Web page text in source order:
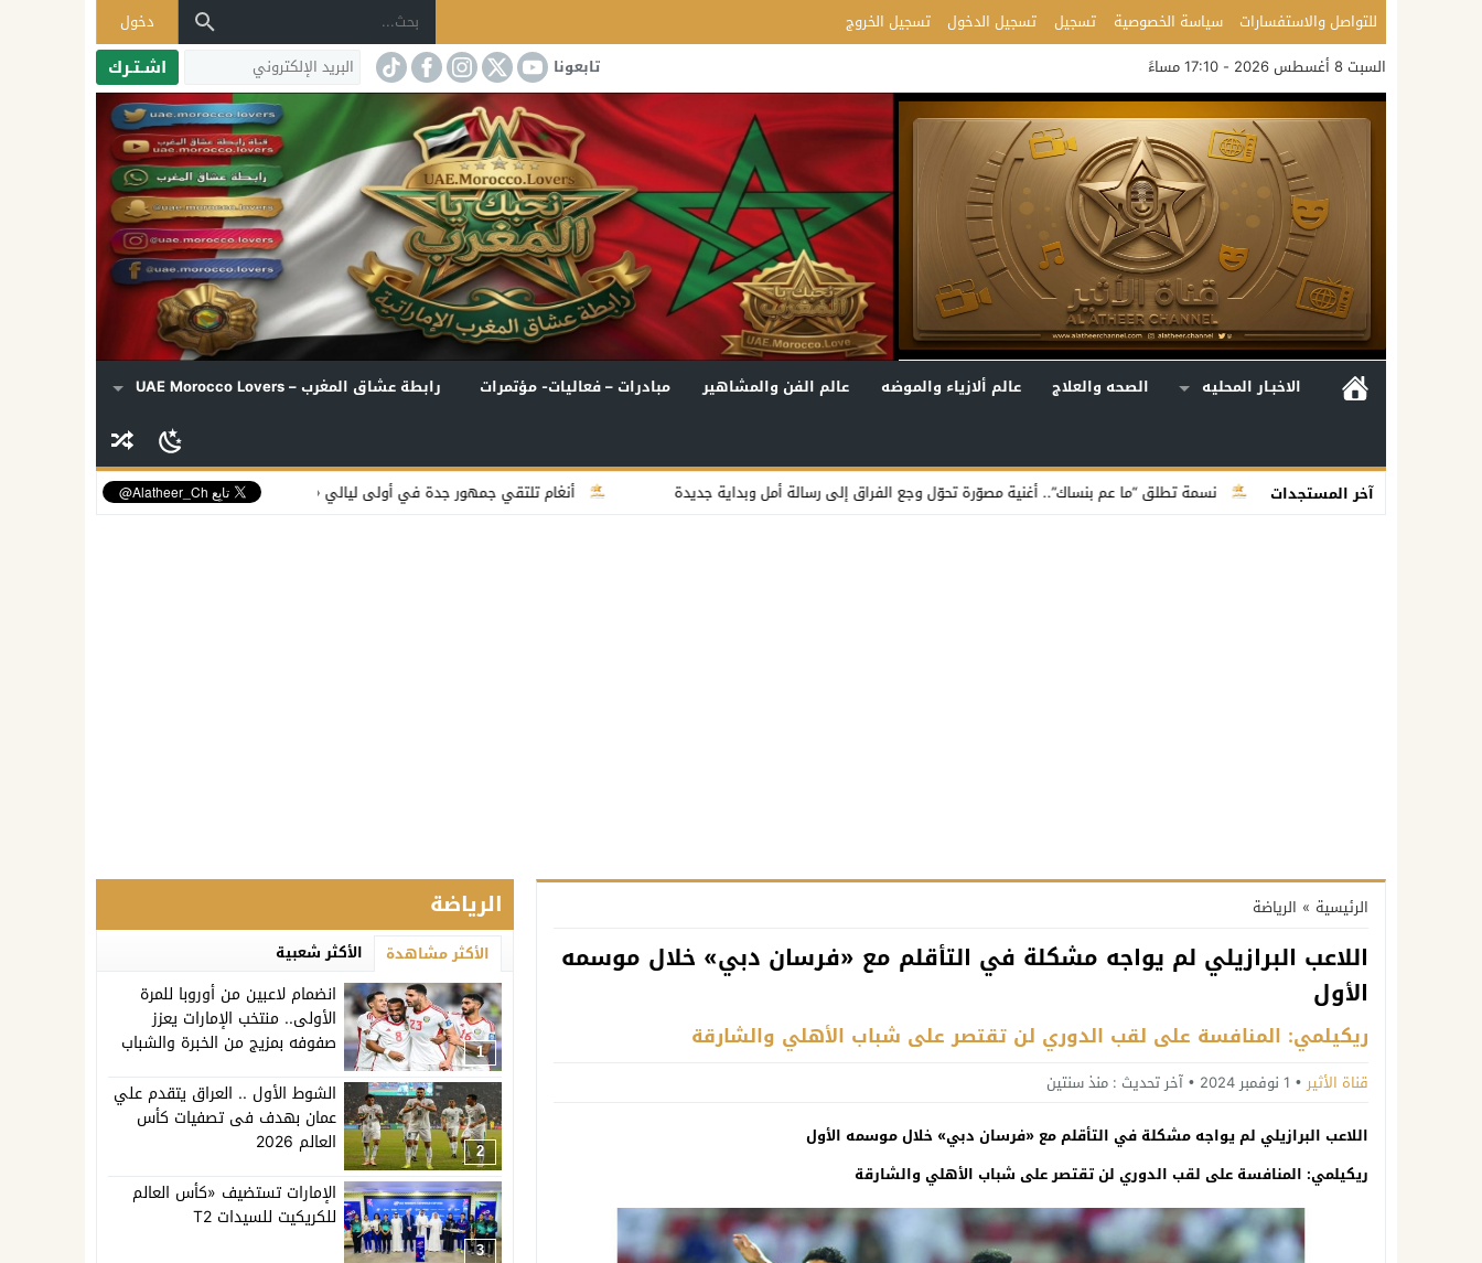
للتواصل والاستفسارات سياسة الخصوصية تسجيل تسجيل الدخول تسجيل الخروج
دخول
السبت 8 أغسطس 2026 - 17:10 مساءً
تابعونا اشـتـرك
الاخبـار المحليه الصحه والعلاج عالم ألازياء والموضه عالم الفن والمشاهير مبادرات – فعاليات- مؤتمرات رابطة عشاق المغرب – UAE Morocco Lovers
آخر المستجدات أنغام تلتقي جمهور جدة في أولى ليالي «دي روحي» إليسا تكشف موعد ألبومها الجديد وتفتح قلبها لملفات نسمة تطلق “ما عم بنساك”.. أغنية مصوّرة تحوّل وجع الفراق إلى رسالة أمل وبداية جديدة
الرئيسية » الرياضة
اللاعب البرازيلي لم يواجه مشكلة في التأقلم مع «فرسان دبي» خلال موسمه
الأول
ريكيلمي: المنافسة على لقب الدوري لن تقتصر على شباب الأهلي والشارقة
قناة الأثير 1 نوفمبر 2024 آخر تحديث : منذ سنتين
اللاعب البرازيلي لم يواجه مشكلة في التأقلم مع «فرسان دبي» خلال موسمه الأول
ريكيلمي: المنافسة على لقب الدوري لن تقتصر على شباب الأهلي والشارقة
الرياضة
الأكثر مشاهدة الأكثر شعبية
1
انضمام لاعبين من أوروبا للمرة
الأولى.. منتخب الإمارات يعزز
صفوفه بمزيج من الخبرة والشباب
2
الشوط الأول .. العراق يتقدم علي
عمان بهدف فى تصفيات كأس
العالم 2026
3
الإمارات تستضيف «كأس العالم
للكريكيت للسيدات T2